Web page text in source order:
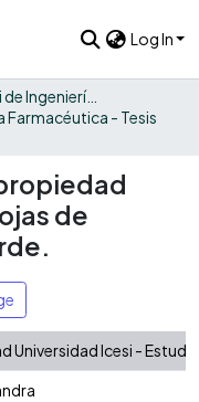
Log In
Facultad Barberi de Ingeniería, Diseño y Ciencias Aplicadas
Farmacéutica - Tesis
de
Universidad Icesi -